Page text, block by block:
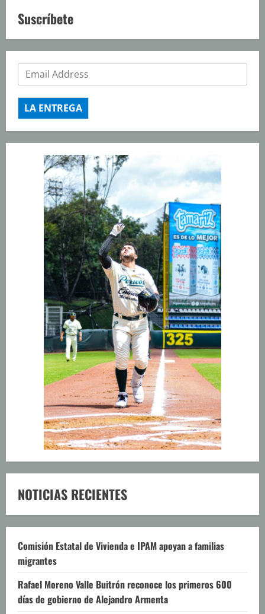
Suscríbete
LA ENTREGA
NOTICIAS RECIENTES
Comisión Estatal de Vivienda e IPAM apoyan a familias
migrantes
Rafael Moreno Valle Buitrón reconoce los primeros 600
días de gobierno de Alejandro Armenta